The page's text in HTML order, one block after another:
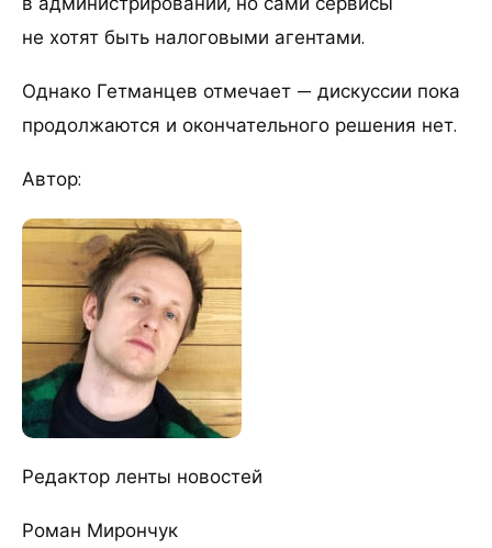
не хотят быть налоговыми агентами.
Однако Гетманцев отмечает — дискуссии пока
продолжаются и окончательного решения нет.
Автор:
Редактор ленты новостей
Роман Мирончук